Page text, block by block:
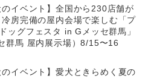
のイベント】全国から230店舗が
房完備の屋内会場で楽しむ「プ
ッグフェスタ in Gメッセ群馬」
群馬 屋内展示場）8/15〜16
のイベント】愛犬ときらめく夏の